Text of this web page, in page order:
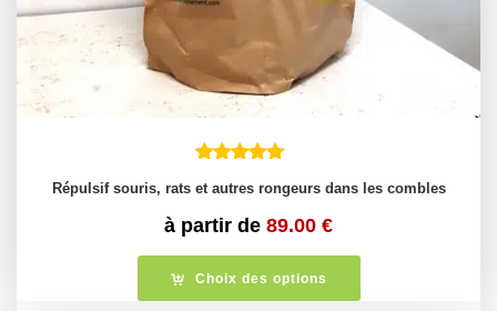
Répulsif souris, rats et autres rongeurs dans les combles
à partir de 89.00 €
Choix des options